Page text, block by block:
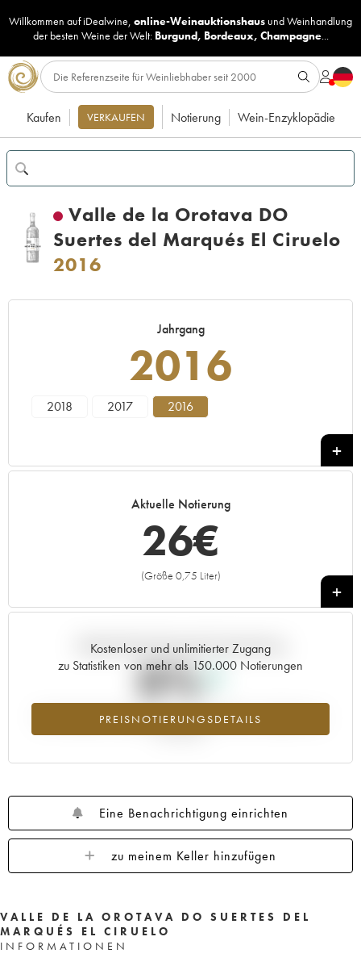
Willkommen auf iDealwine, online-Weinauktionshaus undWeinhandlung
der besten Weine der Welt: Burgund, Bordeaux, Champagne...
Kaufen VERKAUFEN Notierung Wein-Enzyklopädie
Valle de la Orotava DO
Suertes del Marqués El Ciruelo
2016
Jahrgang
2016
2018 2017 2016
Aktuelle Notierung
26€
(Größe 0,75 Liter)
+
Kostenloser und unlimitierter Zugang
zu Statistiken von mehr als 150.000 Notierungen
PREISNOTIERUNGSDETAILS
Aktuelle Entwicklung der Preisnotierung
0%
Preisanstiegs des Jahrgangs 2016 im Jahr 2026 im Vergleich zum
Eine Benachrichtigung einrichten
zu meinem Keller hinzufügen
VALLE DE LA OROTAVA DO SUERTES DEL
MARQUÉS EL CIRUELO
INFORMATIONEN